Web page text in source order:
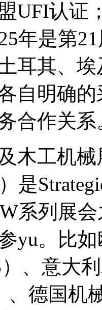
UFI认证
年是第
耳其、
自明确
合作关系
木工机
是
系列展
yu。比
）、意大
、德国机